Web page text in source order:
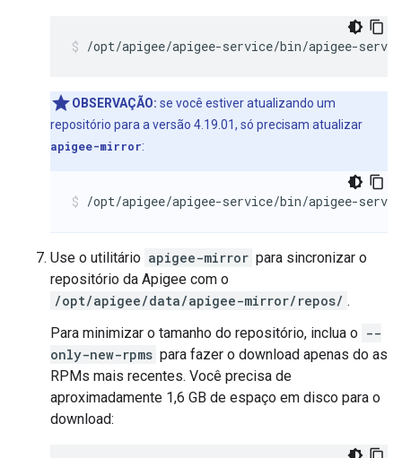
/opt/apigee/apigee-service/bin/apigee-
OBSERVAÇÃO: se você estiver atualizando um
repositório para a versão 4.19.01, só precisam atualizar
apigee-mirror:
/opt/apigee/apigee-service/bin/apigee-
Use o utilitário apigee-mirror para sincronizar o
repositório da Apigee com o
/opt/apigee/data/apigee-mirror/repos/ .
Para minimizar o tamanho do repositório, inclua o --
only-new-rpms para fazer o download apenas do as
RPMs mais recentes. Você precisa de
aproximadamente 1,6 GB de espaço em disco para o
download: